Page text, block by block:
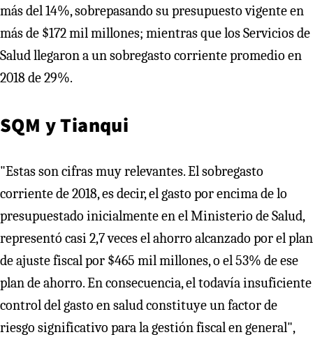
más del 14%, sobrepasando su presupuesto vigente en
más de $172 mil millones; mientras que los Servicios de
Salud llegaron a un sobregasto corriente promedio en
2018 de 29%.
SQM y Tianqui
"Estas son cifras muy relevantes. El sobregasto
corriente de 2018, es decir, el gasto por encima de lo
presupuestado inicialmente en el Ministerio de Salud,
representó casi 2,7 veces el ahorro alcanzado por el plan
de ajuste fiscal por $465 mil millones, o el 53% de ese
plan de ahorro. En consecuencia, el todavía insuficiente
control del gasto en salud constituye un factor de
riesgo significativo para la gestión fiscal en general",